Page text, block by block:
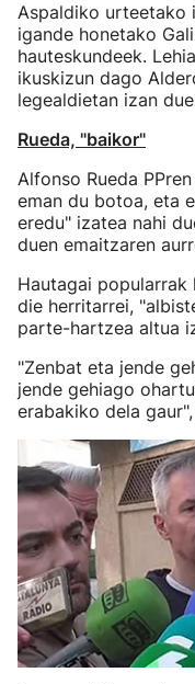
Aspaldiko urteetako
igande honetako
hauteskundeek.
ikuskizun dago
legealdietan izan
Rueda, "baikor"
Alfonso Rueda
eman du botoa, eta
eredu" izatea nahi
duen emaitzaren
Hautagai
die herritarrei,
parte-hartzea altua
"Zenbat eta jende
jende gehiago
erabakiko dela